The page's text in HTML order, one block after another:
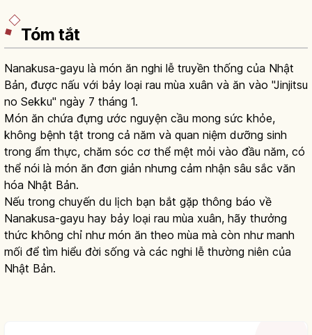
Tóm tắt
Nanakusa-gayu là món ăn nghi lễ truyền thống của Nhật
Bản, được nấu với bảy loại rau mùa xuân và ăn vào "Jinjitsu
no Sekku" ngày 7 tháng 1.
Món ăn chứa đựng ước nguyện cầu mong sức khỏe,
không bệnh tật trong cả năm và quan niệm dưỡng sinh
trong ẩm thực, chăm sóc cơ thể mệt mỏi vào đầu năm, có
thể nói là món ăn đơn giản nhưng cảm nhận sâu sắc văn
hóa Nhật Bản.
Nếu trong chuyến du lịch bạn bắt gặp thông báo về
Nanakusa-gayu hay bảy loại rau mùa xuân, hãy thưởng
thức không chỉ như món ăn theo mùa mà còn như manh
mối để tìm hiểu đời sống và các nghi lễ thường niên của
Nhật Bản.